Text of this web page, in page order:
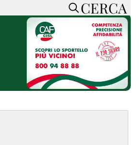
CERCA
ACCEDI o REGISTRATI
CONTATTI
CON NOI
SOSTIENI LA PRESSA
CONOSCI LA PRESSA
CERCA